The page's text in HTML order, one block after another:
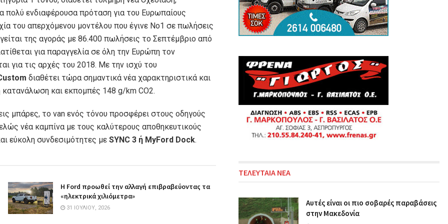
πολύ ενδιαφέρουσα πρόταση για του Ευρωπαίους
του απερχόμενου μοντέλου που έγινε Νο1 σε πωλήσεις
της αγοράς με 86.400 πωλήσεις το Σεπτέμβριο από
για παραγγελία σε όλη την Ευρώπη τον
για τις αρχές του 2018. Με την ισχύ του
διαθέτει τώρα σημαντικά νέα χαρακτηριστικά και
και εκπομπές 148 g/km CO2.
μπάρες, το van ενός τόνου προσφέρει στους οδηγούς
νέα καμπίνα με τους καλύτερους αποθηκευτικούς
εύκολη συνδεσιμότητες με SYNC 3 ή MyFord Dock.
Η Ford προωθεί την αλλαγή επιβραβεύοντας τα
«ηλεκτρικά χιλιόμετρα»
31 ΙΟΥΛΊΟΥ, 2026
ΤΕΛΕΥΤΑΙΑ ΝΕΑ
Αυτές είναι οι πιο σοβαρές παραβάσεις
στην Μακεδονία